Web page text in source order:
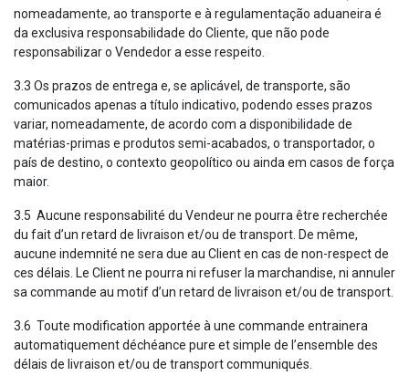
nomeadamente, ao transporte e à regulamentação aduaneira é
da exclusiva responsabilidade do Cliente, que não pode
responsabilizar o Vendedor a esse respeito.
3.3 Os prazos de entrega e, se aplicável, de transporte, são
comunicados apenas a título indicativo, podendo esses prazos
variar, nomeadamente, de acordo com a disponibilidade de
matérias-primas e produtos semi-acabados, o transportador, o
país de destino, o contexto geopolítico ou ainda em casos de força
maior.
3.5 Aucune responsabilité du Vendeur ne pourra être recherchée
du fait d’un retard de livraison et/ou de transport. De même,
aucune indemnité ne sera due au Client en cas de non-respect de
ces délais. Le Client ne pourra ni refuser la marchandise, ni annuler
sa commande au motif d’un retard de livraison et/ou de transport.
3.6 Toute modification apportée à une commande entrainera
automatiquement déchéance pure et simple de l’ensemble des
délais de livraison et/ou de transport communiqués.